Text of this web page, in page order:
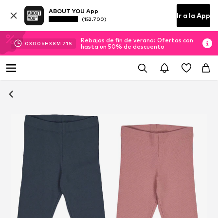
ABOUT YOU App
(152.700) Ir a la App
03D 06H38M 21 S
Rebajas de fin de verano: Ofertas con
hasta un 50% de descuento